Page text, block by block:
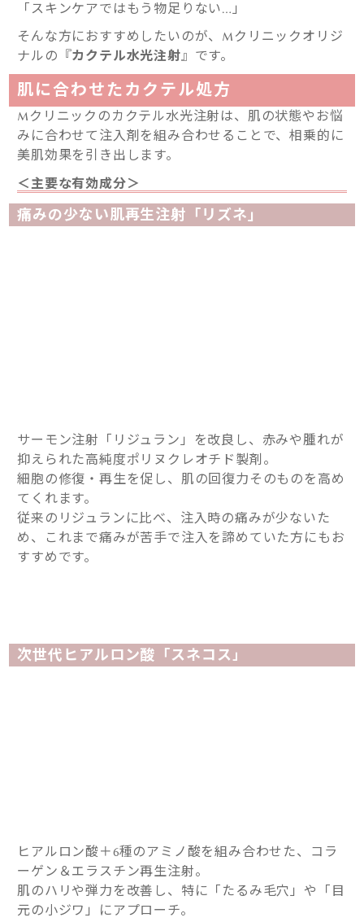
「スキンケアではもう物足りない…」
そんな方におすすめしたいのが、Mクリニックオリジ
ナルの『カクテル水光注射』です。
肌に合わせたカクテル処方
Mクリニックのカクテル水光注射は、肌の状態やお悩
みに合わせて注入剤を組み合わせることで、相乗的に
美肌効果を引き出します。
＜主要な有効成分＞
痛みの少ない肌再生注射「リズネ」
サーモン注射「リジュラン」を改良し、赤みや腫れが
抑えられた高純度ポリヌクレオチド製剤。
細胞の修復・再生を促し、肌の回復力そのものを高め
てくれます。
従来のリジュランに比べ、注入時の痛みが少ないた
め、これまで痛みが苦手で注入を諦めていた方にもお
すすめです。
次世代ヒアルロン酸「スネコス」
ヒアルロン酸＋6種のアミノ酸を組み合わせた、コラ
ーゲン＆エラスチン再生注射。
肌のハリや弾力を改善し、特に「たるみ毛穴」や「目
元の小ジワ」にアプローチ。